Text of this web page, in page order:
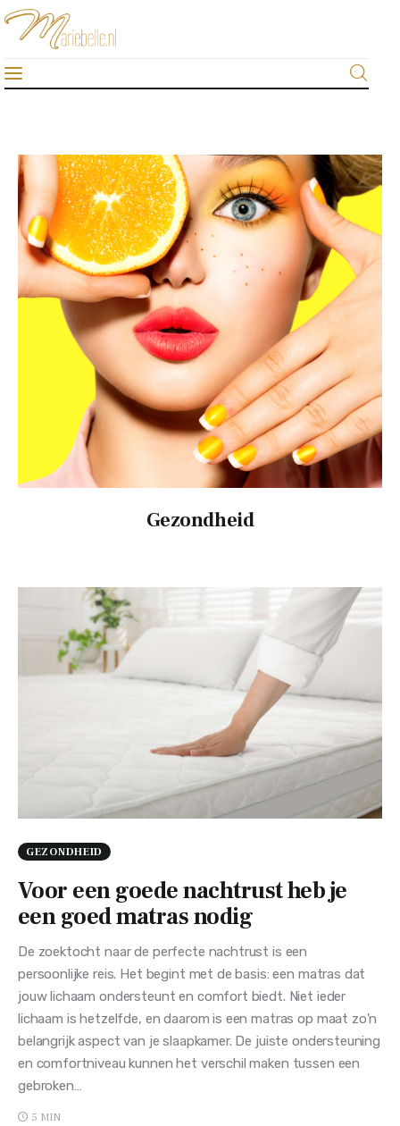
Mariebelle
Algemeen
Beauty & fashion
Gezondheid
Lifestyle
Sieraden
Tips
Verzorging
Gezondheid
GEZONDHEID
Voor een goede nachtrust heb je
een goed matras nodig
De zoektocht naar de perfecte nachtrust is een
persoonlijke reis. Het begint met de basis: een matras dat
jouw lichaam ondersteunt en comfort biedt. Niet ieder
lichaam is hetzelfde, en daarom is een matras op maat zo'n
belangrijk aspect van je slaapkamer. De juiste ondersteuning
en comfortniveau kunnen het verschil maken tussen een
gebroken…
5 MIN